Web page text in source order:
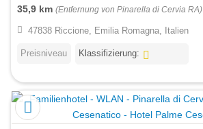
35,9 km (Entfernung von Pinarella di Cervia RA)
47838 Riccione, Emilia Romagna, Italien
Preisniveau Klassifizierung: